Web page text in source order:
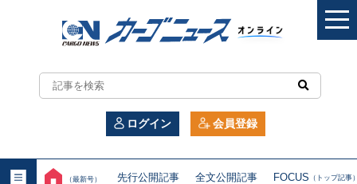
カ
ー
ニ
ログイン 会員登録
（最新号） 先行公開記事 全文公開記事 FOCUS （トップ記事